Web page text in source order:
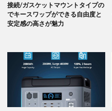
接続/ガスケットマウントタイプの
でキースワップができる自由度と
安定感の高さが魅力